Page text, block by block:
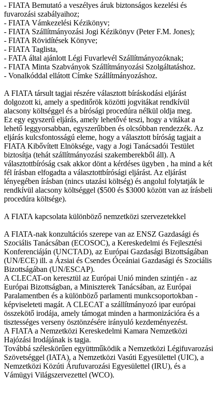
- FIATA Bemutató a veszélyes áruk biztonságos kezelési és
fuvarozási szabályaihoz;
- FIATA Vámkezelési Kézikönyv;
- FIATA Szállítmányozási Jogi Kézikönyv (Peter F.M. Jones);
- FIATA Rövidítések Könyve;
- FIATA Taglista,
- FATA által ajánlott Légi Fuvarlevél Szállítmányozóknak;
- FIATA Minta Szabványok Szállítmányozási Szolgáltatáshoz.
- Vonalkóddal ellátott Címke Szállítmányozáshoz.
A FIATA társult tagjai részére választott bíráskodási eljárást
dolgozott ki, amely a speditőrök közötti jogvitákat rendkívül
alacsony költséggel és a bírósági procedúra nélkül oldja meg.
Ez egy egyszerű eljárás, amely lehetővé teszi, hogy a vitákat a
lehető leggyorsabban, egyszerűbben és olcsóbban rendezzék. Az
eljárás kulcsfontosságú eleme, hogy a választott bíróság tagjait a
FIATA Kibővített Elnöksége, vagy a Jogi Tanácsadói Testület
biztosítja (tehát szállítmányozási szakemberekből áll). A
választottbíróság csak akkor dönt a kérdéses ügyben , ha mind a két
fél írásban elfogadta a választottbírósági eljárást. Az eljárást
lényegében írásban (nincs utazási költség) és angolul folytatják le
rendkívül alacsony költséggel ($500 és $3000 között van az írásbeli
procedúra költsége).
A FIATA kapcsolata különböző nemzetközi szervezetekkel
A FIATA-nak konzultációs szerepe van az ENSZ Gazdasági és
Szociális Tanácsában (ECOSOC), a Kereskedelmi és Fejlesztési
Konferenciáján (UNCTAD), az Európai Gazdasági Bizottságában
(UN/ECE) ill. a Ázsiai és Csendes Óceániai Gazdasági és Szociális
Bizottságában (UN/ESCAP).
A CLECAT-on keresztül az Európai Unió minden szintjén - az
Európai Bizottságban, a Miniszterek Tanácsában, az Európai
Paralamentben és a különböző parlamenti munkcsoportokban -
képviseleteti magát. A CLECAT a szállítmányozó ipar európai
összekötő irodája, amely támogat minden a harmonizációra és a
tisztességes verseny ösztönzésére irányuló kezdeményezést.
A FIATA a Nemzetközi Kereskedelmi Kamara Nemzetközi
Hajózási Irodájának is tagja.
Továbbá széleskörűen együttműködik a Nemzetközi Légifuvarozási
Szövetséggel (IATA), a Nemzetközi Vasúti Egyesülettel (UIC), a
Nemzetközi Közúti Árufuvarozási Egyesülettel (IRU), és a
Vámügyi Világszervezettel (WCO).